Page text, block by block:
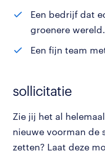
Een bedrijf dat
groenere wereld.
Een fijn team
sollicitatie
Zie jij het al
nieuwe voorman de
zetten? Laat deze